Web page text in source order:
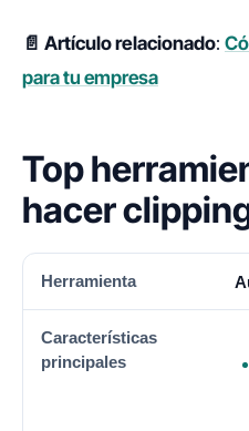
📄 Artículo relacionado:
para tu empresa
Top
hacer
HERRAMIENTA